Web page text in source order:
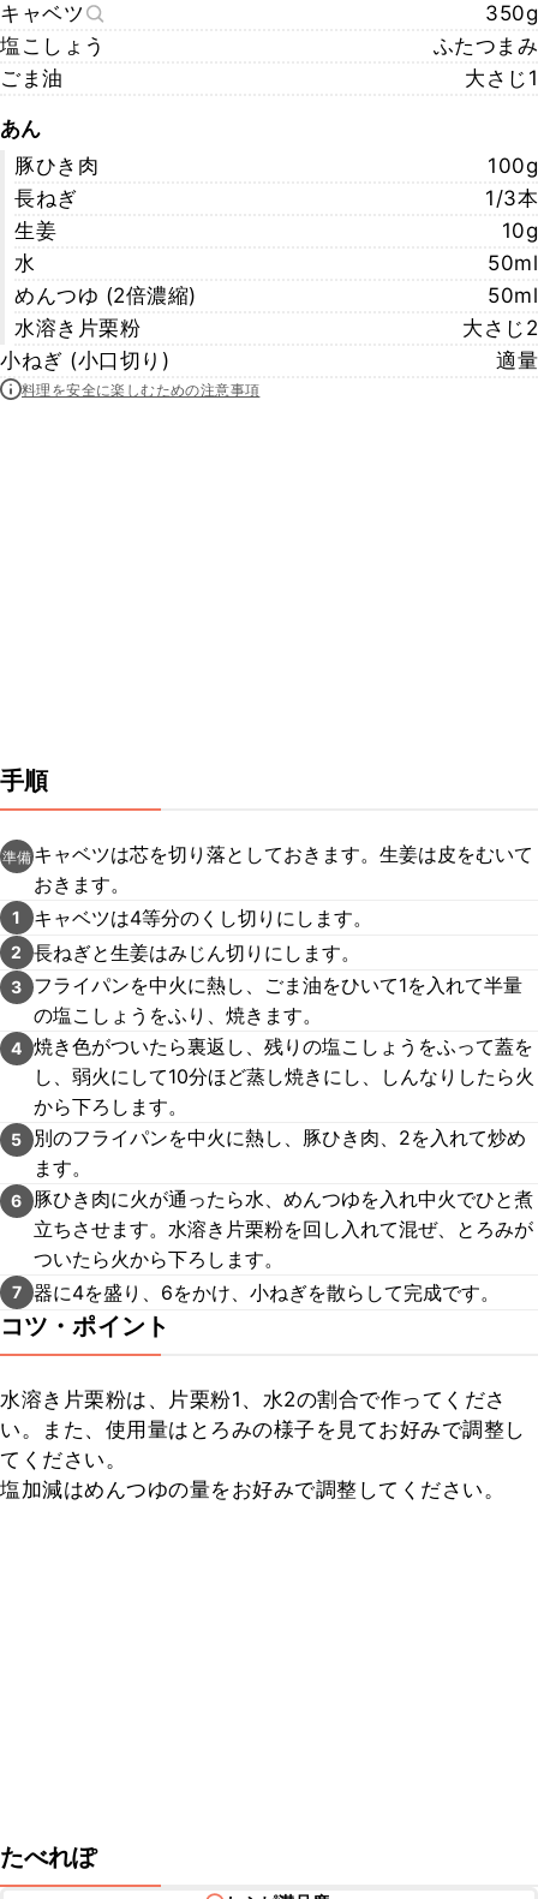
キャベツ
350g
塩こしょう
ふたつまみ
ごま油
大さじ1
あん
豚ひき肉
100g
長ねぎ
1/3本
生姜
10g
水
50ml
めんつゆ (2倍濃縮)
50ml
水溶き片栗粉
大さじ2
小ねぎ (小口切り)
適量
料理を安全に楽しむための注意事項
手順
準備 キャベツは芯を切り落としておきます。生姜は皮をむいて
おきます。
1 キャベツは4等分のくし切りにします。
2 長ねぎと生姜はみじん切りにします。
3
フライパンを中火に熱し、ごま油をひいて1を入れて半量
の塩こしょうをふり、焼きます。
4 焼き色がついたら裏返し、残りの塩こしょうをふって蓋を
し、弱火にして10分ほど蒸し焼きにし、しんなりしたら火
から下ろします。
5
別のフライパンを中火に熱し、豚ひき肉、2を入れて炒め
ます。
6
豚ひき肉に火が通ったら水、めんつゆを入れ中火でひと煮
立ちさせます。水溶き片栗粉を回し入れて混ぜ、とろみが
ついたら火から下ろします。
7 器に4を盛り、6をかけ、小ねぎを散らして完成です。
コツ・ポイント
水溶き片栗粉は、片栗粉1、水2の割合で作ってくださ
い。また、使用量はとろみの様子を見てお好みで調整し
てください。
塩加減はめんつゆの量をお好みで調整してください。
たべれぽ